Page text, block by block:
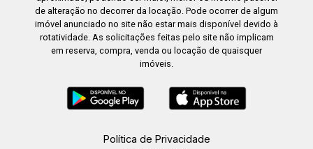
de alteração no decorrer da locação. Pode ocorrer de algum
imóvel anunciado no site não estar mais disponível devido à
rotatividade. As solicitações feitas pelo site não implicam
em reserva, compra, venda ou locação de quaisquer
imóveis.
Política de Privacidade